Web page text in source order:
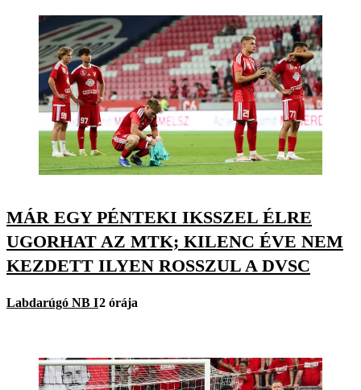
MÁR EGY PÉNTEKI IKSSZEL ÉLRE
UGORHAT AZ MTK; KILENC ÉVE NEM
KEZDETT ILYEN ROSSZUL A DVSC
Labdarúgó NB I2 órája